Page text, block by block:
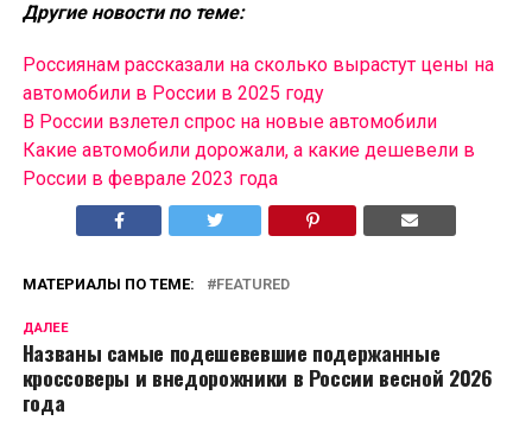
Другие новости по теме:
Россиянам рассказали на сколько вырастут цены на
автомобили в России в 2025 году
В России взлетел спрос на новые автомобили
Какие автомобили дорожали, а какие дешевели в
России в феврале 2023 года
МАТЕРИАЛЫ ПО ТЕМЕ: FEATURED
ДАЛЕЕ
Названы самые подешевевшие подержанные
кроссоверы и внедорожники в России весной 2026
года